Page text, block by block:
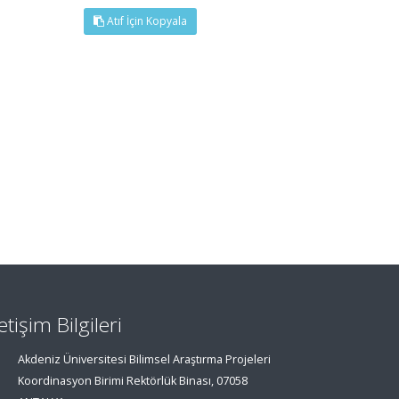
Atıf İçin Kopyala
Bilgileri
Akdeniz Üniversitesi Bilimsel Araştırma Projeleri
Koordinasyon Birimi Rektörlük Binası, 07058